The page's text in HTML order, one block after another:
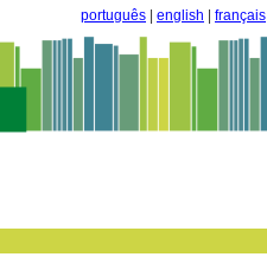
português english français